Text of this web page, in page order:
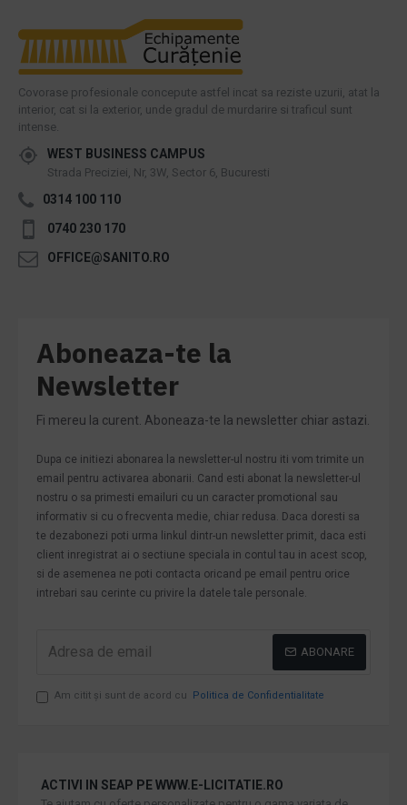
Covorase profesionale concepute astfel incat sa reziste uzurii, atat la
interior, cat si la exterior, unde gradul de murdarire si traficul sunt
intense.
WEST BUSINESS CAMPUS
Strada Preciziei, Nr, 3W, Sector 6, Bucuresti
0314 100 110
0740 230 170
OFFICE@SANITO.RO
Aboneaza-te la
Newsletter
Fi mereu la curent. Aboneaza-te la newsletter chiar astazi.
Dupa ce initiezi abonarea la newsletter-ul nostru iti vom trimite un
email pentru activarea abonarii. Cand esti abonat la newsletter-ul
nostru o sa primesti emailuri cu un caracter promotional sau
informativ si cu o frecventa medie, chiar redusa. Daca doresti sa
te dezabonezi poti urma linkul dintr-un newsletter primit, daca esti
client inregistrat ai o sectiune speciala in contul tau in acest scop,
si de asemenea ne poti contacta oricand pe email pentru orice
intrebari sau cerinte cu privire la datele tale personale.
ABONARE
Am citit şi sunt de acord cu Politica de Confidentialitate
ACTIVI IN SEAP PE WWW.E-LICITATIE.RO